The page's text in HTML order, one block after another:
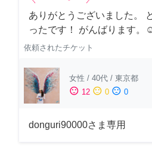
ありがとうございました。
ったです！ がんばります。
依頼されたチケット
女性 / 40代 / 東京都
sentiment_satisfied 12 sentiment_neutral 0 sentiment_dissatisfied 0
donguri90000さま専用